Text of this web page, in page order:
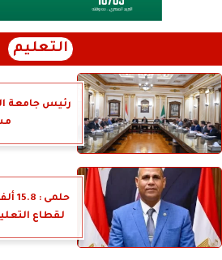
التعليم
رئيس جامعة
لقطاع